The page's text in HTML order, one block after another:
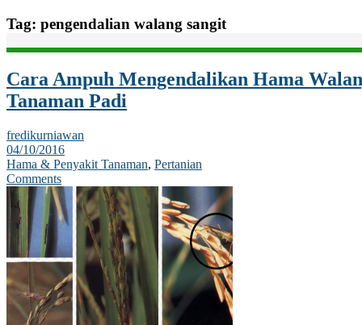
Tag: pengendalian walang sangit
Cara Ampuh Mengendalikan Hama
Tanaman Padi
fredikurniawan
04/10/2016
Hama & Penyakit Tanaman, Pertanian
Comments